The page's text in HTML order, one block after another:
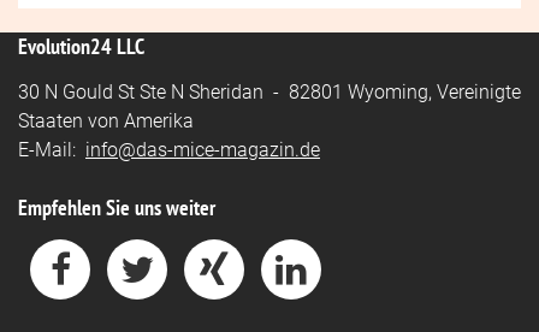
Evolution24 LLC
30 N Gould St Ste N Sheridan - 82801 Wyoming, Vereinigte
Staaten von Amerika
E-Mail: info@das-mice-magazin.de
Empfehlen Sie uns weiter